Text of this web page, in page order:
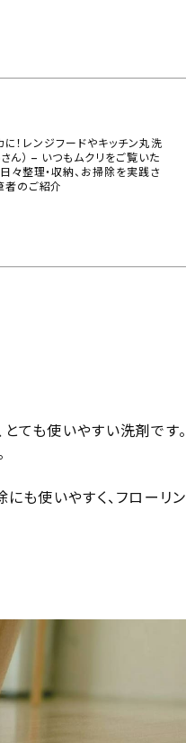
！レンジフードやキッチン丸洗
ん） – いつもムクリをご覧いた
々整理・収納、お掃除を実践さ
者のご紹介
ても使いやすい洗剤です。
も使いやすく、フローリン